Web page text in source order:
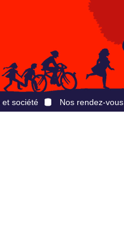
et société Nos rendez-vous